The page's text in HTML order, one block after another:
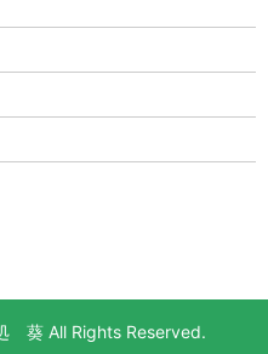
葵 All Rights Reserved.